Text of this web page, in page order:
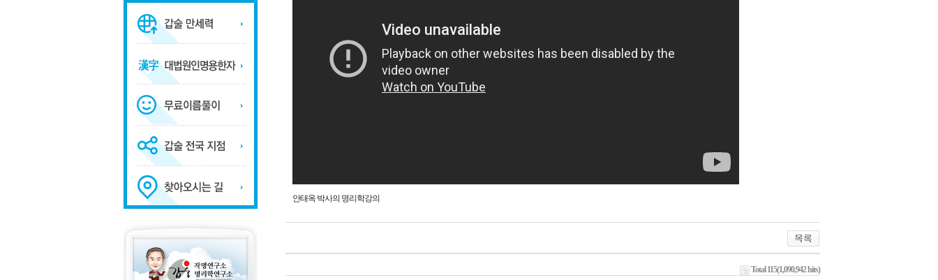
안태옥 박사의 명리학강의
Total 115(1,090,942 hits)